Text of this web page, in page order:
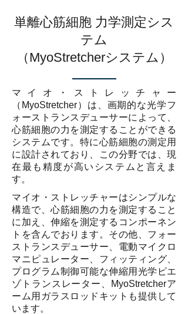
単離心筋細胞 力学測定シス
テム
（MyoStretcherシステム ）
マイオ・ストレッチャー
（MyoStretcher）は、画期的な光学フ
ォーストランスデューサーによって、
心筋細胞の力を測定することができる
システムです。特に心筋細胞の測定用
に設計されており、この分野では、現
在最も精度が高いシステムと言えま
す。
マイオ・ストレッチャーはシンプルな
構造で、心筋細胞の力を測定すること
に加え、伸縮を測定するコンポーネン
トを含んでおります。その他、フォー
ストランスデューサー、電動マイクロ
マニピュレーター、フィッティング、
プログラム制御可能な伸縮用光学ピエ
ゾトランスレーター、MyoStretcherア
ーム用ガラスロッドキットも提供して
います。